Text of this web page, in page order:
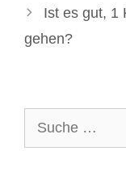
Ist es gut, 1
gehen?
nach: